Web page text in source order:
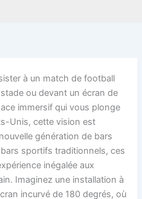
à un match de football
ou devant un écran de
immersif qui vous plonge
Unis, cette vision est
génération de bars
sportifs traditionnels, ces
inégalée aux
Imaginez une installation à
incurvé de 180 degrés, où